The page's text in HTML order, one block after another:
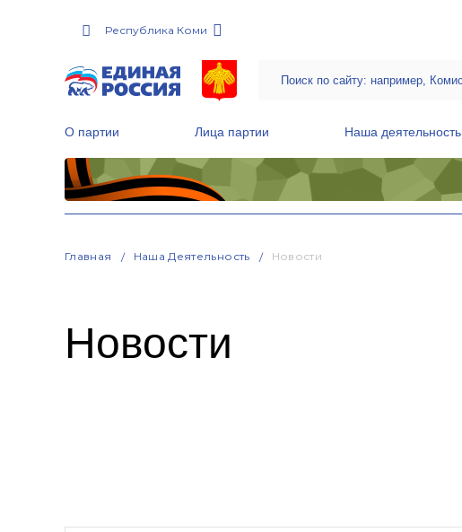
Республика Коми
О партии Лица партии Наша деятельность
Главная Наша Деятельность Новости
Новости